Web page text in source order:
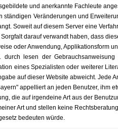
und anerkannte Fachleute
ständigen Veränderungen und
Soweit auf diesem Server eine
darauf verwandt haben, dass
oder Anwendung, Applikationsform
lesen der
eines Spezialisten oder weiterer
auf dieser Website abweicht. Jede
appelliert an jeden Benutzer, ihm
die auf irgendeine Art aus der
Art und stellen keine
bedeuten würde.